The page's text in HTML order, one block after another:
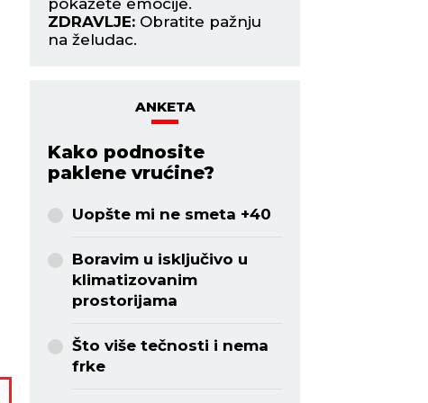
ZDRAVLJE: Obratite pažnju
na želudac.
ANKETA
Kako podnosite
paklene vrućine?
Uopšte mi ne smeta +40
Boravim u isključivo u
klimatizovanim
prostorijama
Što više tečnosti i nema
frke